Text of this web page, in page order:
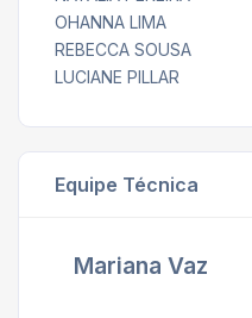
OHANNA LIMA
REBECCA SOUSA
LUCIANE PILLAR
Equipe Técnica
Mariana Vaz